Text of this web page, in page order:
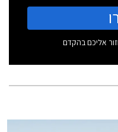
אליכם בהקדם